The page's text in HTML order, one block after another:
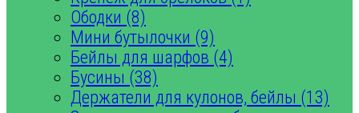
Ободки (8)
Мини бутылочки (9)
Бейлы для шарфов (4)
Бусины (38)
Держатели для кулонов, бейлы (13)